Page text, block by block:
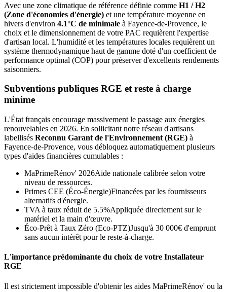
Avec une zone climatique de référence définie comme H1 / H2
(Zone d'économies d'énergie) et une température moyenne en
hivers d'environ 4.1°C de minimale à Fayence-de-Provence, le
choix et le dimensionnement de votre PAC requièrent l'expertise
d'artisan local. L'humidité et les températures locales requièrent un
système thermodynamique haut de gamme doté d'un coefficient de
performance optimal (COP) pour préserver d'excellents rendements
saisonniers.
Subventions publiques RGE et reste à charge
minime
L'État français encourage massivement le passage aux énergies
renouvelables en 2026. En sollicitant notre réseau d'artisans
labellisés Reconnu Garant de l'Environnement (RGE) à
Fayence-de-Provence, vous débloquez automatiquement plusieurs
types d'aides financières cumulables :
MaPrimeRénov' 2026Aide nationale calibrée selon votre
niveau de ressources.
Primes CEE (Éco-Énergie)Financées par les fournisseurs
alternatifs d'énergie.
TVA à taux réduit de 5.5%Appliquée directement sur le
matériel et la main d'œuvre.
Éco-Prêt à Taux Zéro (Eco-PTZ)Jusqu'à 30 000€ d'emprunt
sans aucun intérêt pour le reste-à-charge.
L'importance prédominante du choix de votre Installateur
RGE
Il est strictement impossible d'obtenir les aides MaPrimeRénov' ou la